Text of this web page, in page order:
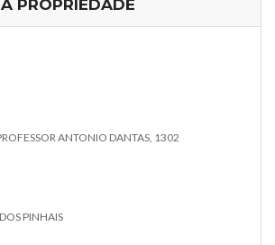
PROPRIEDADE
ANTONIO DANTAS, 1302
PINHAIS